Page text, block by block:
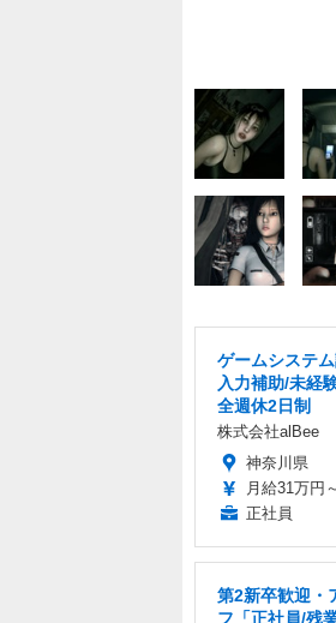
ゲームシステ
入力補助/未経
全週休2日制
株式会社alBee
神奈川県
月給31万円
正社員
第2新卒歓迎・
フ「正社員/残